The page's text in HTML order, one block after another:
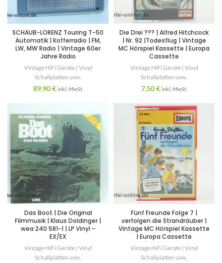
SCHAUB-LORENZ Touring T-50
Automatik | Kofferradio | FM,
LW, MW Radio | Vintage 60er
Jahre Radio
Vintage HiFi Geräte | Vinyl
Schallplatten usw.
89,90€ inkl. MwSt.
Die Drei ??? | Alfred Hitchcock
| Nr. 92 |Todesflug | Vintage
MC Hörspiel Kassette | Europa
Cassette
Vintage HiFi Geräte | Vinyl
Schallplatten usw.
7,50€ inkl. MwSt.
Das Boot | Die Original
Filmmusik | Klaus Doldinger |
wea 240 581-1 | LP Vinyl –
EX/EX
Vintage HiFi Geräte | Vinyl
Schallplatten usw.
Fünf Freunde Folge 7 |
verfolgen die Strandräuber |
Vintage MC Hörspiel Kassette
| Europa Cassette
Vintage HiFi Geräte | Vinyl
Schallplatten usw.